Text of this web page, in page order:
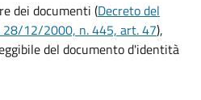
dei documenti (Decreto del
28/12/2000, n. 445, art. 47),
del documento d'identità